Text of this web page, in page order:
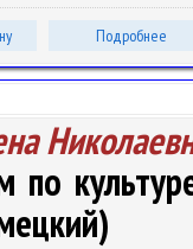
Подробнее
по